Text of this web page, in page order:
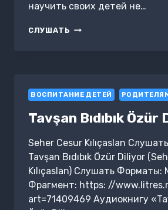
научить своих детей не…
СЛУШАТЬ РЕБЁНОК
В
ДЕТЕЙ
ВОСПИТАНИЕ ДЕТЕЙ РОДИТЕЛЯМ
Tavşan Bıdıbık Özür
Seher Cesur Kılıçaslan
Tavşan Bıdıbık Özür Diliyor
Kılıçaslan) Слушать Форматы:
Фрагмент: https: //
art=71409469 Аудиокнигу